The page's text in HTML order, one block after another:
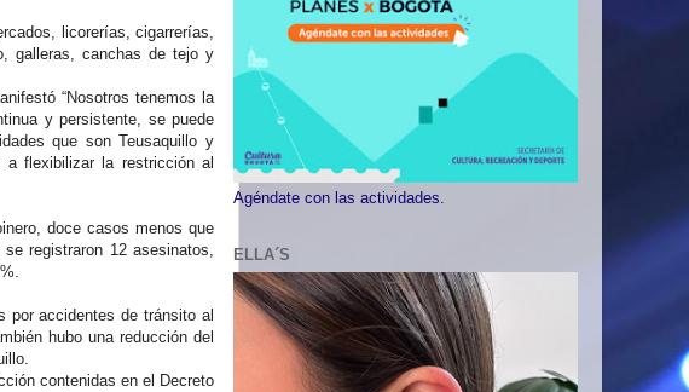
licorerías, cigarrerías,
galleras, canchas de tejo y
“Nosotros tenemos la
y persistente, se puede
que son Teusaquillo y
flexibilizar la restricción al
doce casos menos que
registraron 12 asesinatos,
por accidentes de tránsito al
hubo una reducción del
contenidas en el Decreto
Agéndate con las actividades.
ELLA´S